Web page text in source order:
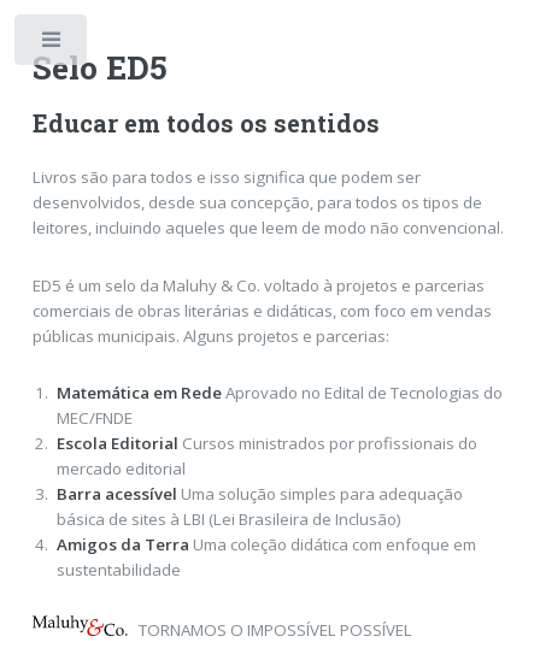
Selo ED5
Educar em todos os sentidos
Livros são para todos e isso significa que podem ser
desenvolvidos, desde sua concepção, para todos os tipos de
leitores, incluindo aqueles que leem de modo não convencional.
ED5 é um selo da Maluhy & Co. voltado à projetos e parcerias
comerciais de obras literárias e didáticas, com foco em vendas
públicas municipais. Alguns projetos e parcerias:
Matemática em RedeAprovado no Edital de Tecnologias do
MEC/FNDE
Escola Editorial Cursos ministrados por profissionais do
mercado editorial
Barra acessível Uma solução simples para adequação
básica de sites à LBI (Lei Brasileira de Inclusão)
Amigos da Terra Uma coleção didática com enfoque em
sustentabilidade
TORNAMOS O IMPOSSÍVEL POSSÍVEL